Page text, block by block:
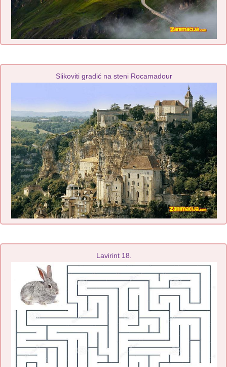
Slikoviti gradić na steni Rocamadour
Lavirint 18.